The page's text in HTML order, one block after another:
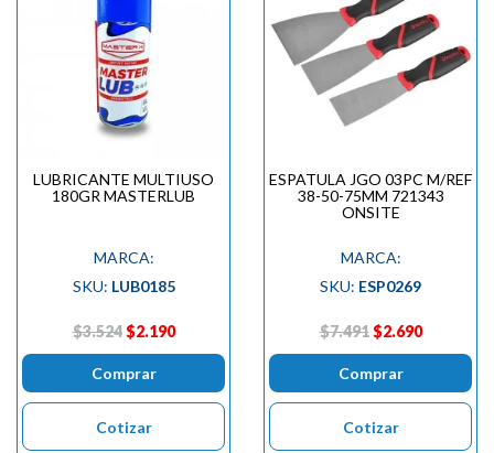
LUBRICANTE MULTIUSO
180GR MASTERLUB
MARCA:
SKU: LUB0185
$3.524 $2.190
Comprar
Cotizar
ESPATULA JGO 03PC M/REF
38-50-75MM 721343
ONSITE
MARCA:
SKU: ESP0269
$7.491 $2.690
Comprar
Cotizar